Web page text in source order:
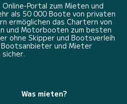
Portal zum Mieten und
als 50 000 Boote von privaten
ermöglichen das Chartern von
und Motorbooten zum besten
ohne Skipper und Bootsverleih
und Mieter
sicher.
Was mieten?